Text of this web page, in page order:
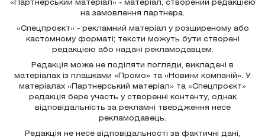
«Партнерський матеріал» - матеріал, створений редакцією
на замовлення партнера.
«Спецпроєкт» - рекламний матеріал у розширеному або
кастомному форматі; тексти можуть бути створені
редакцією або надані рекламодавцем.
Редакція може не поділяти погляди, викладені в
матеріалах із плашками «Промо» та «Новини компаній». У
матеріалах «Партнерський матеріал» та «Спецпроєкт»
редакція бере участь у створенні контенту, однак
відповідальність за рекламні твердження несе
рекламодавець.
Редакція не несе відповідальності за фактичні дані,